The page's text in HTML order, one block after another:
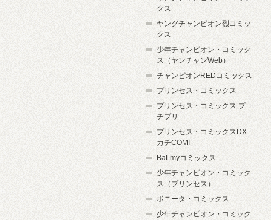
クス
ヤングチャンピオン烈コミッ
クス
少年チャンピオン・コミック
ス（ヤンチャンWeb）
チャンピオンREDコミックス
プリンセス・コミックス
プリンセス・コミックス プ
チプリ
プリンセス・コミックスDX
カチCOMI
BaLmyコミックス
少年チャンピオン・コミック
ス（プリンセス）
ボニータ・コミックス
少年チャンピオン・コミック